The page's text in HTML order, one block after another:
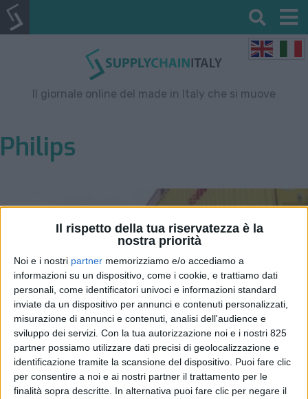
Il rispetto della tua riservatezza è la
nostra priorità
Noi e i nostri partner memorizziamo e/o accediamo a
informazioni su un dispositivo, come i cookie, e trattiamo dati
personali, come identificatori univoci e informazioni standard
inviate da un dispositivo per annunci e contenuti personalizzati,
misurazione di annunci e contenuti, analisi dell'audience e
sviluppo dei servizi. Con la tua autorizzazione noi e i nostri 825
partner possiamo utilizzare dati precisi di geolocalizzazione e
identificazione tramite la scansione del dispositivo. Puoi fare clic
per consentire a noi e ai nostri partner il trattamento per le
finalità sopra descritte. In alternativa puoi fare clic per negare il
Il giornale online del made in Italy che si muove
Philips